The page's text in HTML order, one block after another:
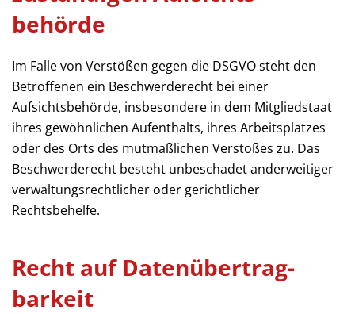
behörde
Im Falle von Verstößen gegen die DSGVO steht den
Betroffenen ein Beschwerderecht bei einer
Aufsichtsbehörde, insbesondere in dem Mitgliedstaat
ihres gewöhnlichen Aufenthalts, ihres Arbeitsplatzes
oder des Orts des mutmaßlichen Verstoßes zu. Das
Beschwerderecht besteht unbeschadet anderweitiger
verwaltungsrechtlicher oder gerichtlicher
Rechtsbehelfe.
Recht auf Daten­übertrag­
barkeit